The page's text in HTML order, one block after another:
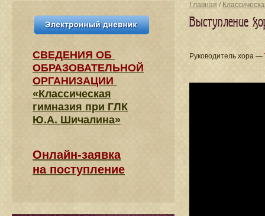
Главная /
Выступление
Руководитель хора —
СВЕДЕНИЯ​ ОБ
ОБРАЗОВАТЕЛЬНОЙ
ОРГАНИЗАЦИИ
«Классическая
гимназия при ГЛК
Ю.А. Шичалина»
Онлайн-заявка
на поступление